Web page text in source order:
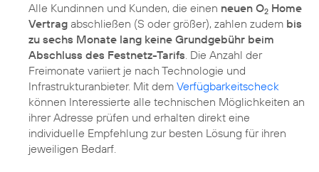
Alle Kundinnen und Kunden, die einen neuen O2 Home
Vertrag abschließen (S oder größer), zahlen zudem bis
zu sechs Monate lang keine Grundgebühr beim
Abschluss des Festnetz-Tarifs. Die Anzahl der
Freimonate variiert je nach Technologie und
Infrastrukturanbieter. Mit dem Verfügbarkeitscheck
können Interessierte alle technischen Möglichkeiten an
ihrer Adresse prüfen und erhalten direkt eine
individuelle Empfehlung zur besten Lösung für ihren
jeweiligen Bedarf.